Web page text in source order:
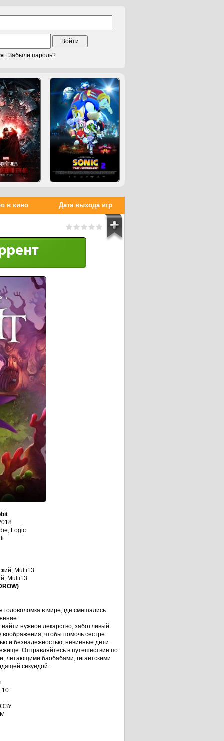
Войти
Забыли пароль?
Logic
Multi13
Multi13
головоломка в мире, где смешались
нужное лекарство, заботливый
воображения, чтобы помочь сестре
и безнадежностью, невинные дети
Отправляйтесь в путешествие по
летающими баобабами, гигантскими
секундой.
:
10
ОЗУ
в кино Дата выхода игр